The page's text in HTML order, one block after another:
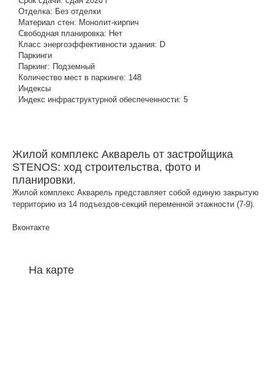
Отделка: Без отделки
Материал стен: Монолит-кирпич
Свободная планировка: Нет
Класс энергоэффективности здания: D
Паркинги
Паркинг: Подземный
Количество мест в паркинге: 148
Индексы
Индекс инфраструктурной обеспеченности: 5
Жилой комплекс Акварель от застройщика
STENOS: ход строительства, фото и
планировки.
Жилой комплекс Акварель представляет собой единую закрытую
территорию из 14 подъездов-секций переменной этажности (7-9).
Вконтакте
На карте